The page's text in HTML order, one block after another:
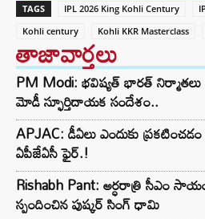
TAGS IPL 2026 King Kohli Century
Kohli century
Kohli KKR Masterclass
తాజావార్తలు
PM Modi: భవిష్యత్ భారత్
మోడీ స్ఫూర్తిదాయక సందేశం..
APJAC: డీఏలు ఎందుకు ప్రకటించడం
ఏపీజేఏసీ ఫైర్.!
Rishabh Pant: అర్ధరాత్రి సీఎం
స్పందించిన పుష్కర్ సింగ్ ధామి